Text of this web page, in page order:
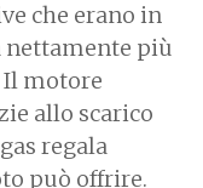
che erano in
nettamente più
Il motore
allo scarico
regala
può offrire.